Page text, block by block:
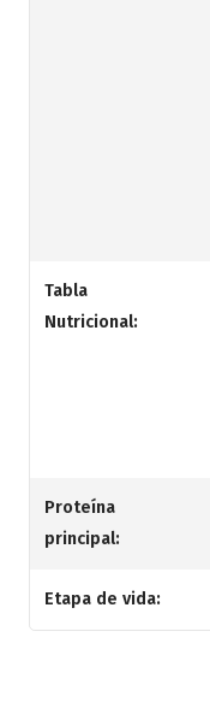
Tabla
Nutricional:
Proteína
principal:
Etapa de vida: